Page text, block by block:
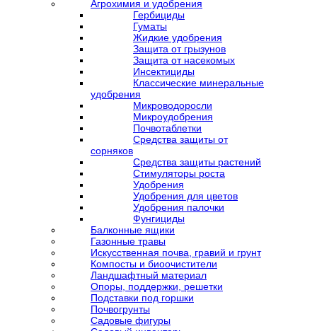
Агрохимия и удобрения
Гербициды
Гуматы
Жидкие удобрения
Защита от грызунов
Защита от насекомых
Инсектициды
Классические минеральные
удобрения
Микроводоросли
Микроудобрения
Почвотаблетки
Средства защиты от
сорняков
Средства защиты растений
Стимуляторы роста
Удобрения
Удобрения для цветов
Удобрения палочки
Фунгициды
Балконные ящики
Газонные травы
Искусственная почва, гравий и грунт
Компосты и биоочистители
Ландшафтный материал
Опоры, поддержки, решетки
Подставки под горшки
Почвогрунты
Садовые фигуры